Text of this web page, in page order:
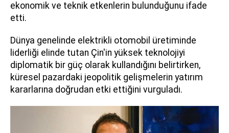
ekonomik ve teknik etkenlerin bulunduğunu ifade
etti.
Dünya genelinde elektrikli otomobil üretiminde
liderliği elinde tutan Çin'in yüksek teknolojiyi
diplomatik bir güç olarak kullandığını belirtirken,
küresel pazardaki jeopolitik gelişmelerin yatırım
kararlarına doğrudan etki ettiğini vurguladı.